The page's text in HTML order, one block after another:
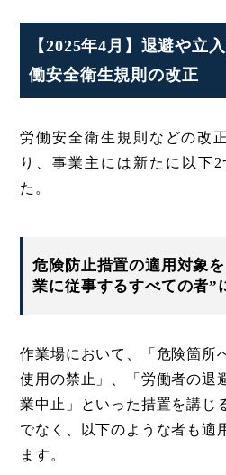
【2025年4月】退避や立
働安全衛生規則の改正
労働安全衛生規則などの改
り、事業主には新たに以下
た。
危険防止措置の適用対象
業に従事するすべての者”
作業場において、「危険箇所
使用の禁止」、「労働者の退
業中止」といった措置を講じ
でなく、以下のような者も適
ます。